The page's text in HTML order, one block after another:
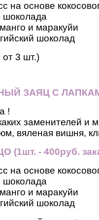
на основе
шоколада
и маракуйи
шоколад
от 3 шт.)
ЗАЯЦ С
!
заменителей и
вяленая вишня,
(1шт. - 400руб.
на основе
шоколада
и маракуйи
шоколад